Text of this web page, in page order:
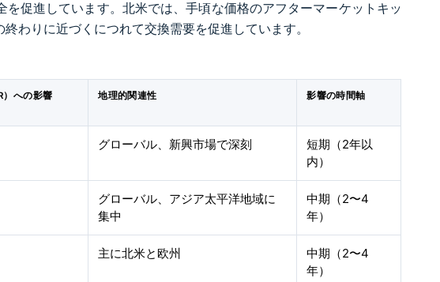
促進しています。北米では、手頃な価格のアフターマーケットキッ
わりに近づくにつれて交換需要を促進しています。
）への影響
地理的関連性 影響の時間軸
グローバル、新興市場で深刻
短期（2年以
内）
グローバル、アジア太平洋地域に
集中
中期（2〜4
年）
主に北米と欧州
中期（2〜4
年）